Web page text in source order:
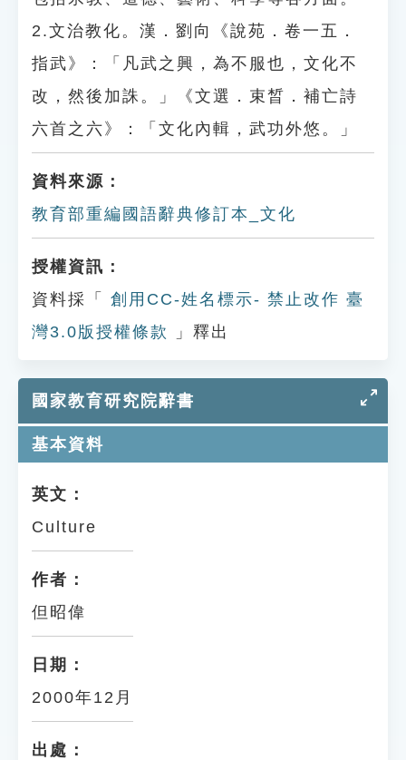
2.文治教化。漢．劉向《說苑．卷一五．
指武》：「凡武之興，為不服也，文化不
改，然後加誅。」《文選．束晳．補亡詩
六首之六》：「文化內輯，武功外悠。」
資料來源：
教育部重編國語辭典修訂本_文化
授權資訊：
資料採「
創用CC-姓名標示- 禁止改作 臺
灣3.0版授權條款
」釋出
國家教育研究院辭書
基本資料
英文：
Culture
作者：
但昭偉
日期：
2000年12月
出處：